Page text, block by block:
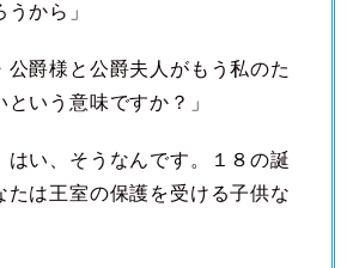
から」
公爵様と公爵夫人がもう私のた
いう意味ですか？」
はい、そうなんです。１８の誕
たは王室の保護を受ける子供な